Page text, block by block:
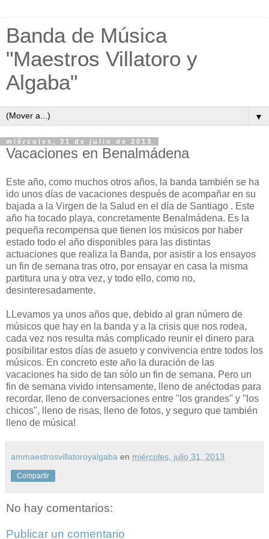
Banda de Música
"Maestros Villatoro y
Algaba"
▼
miércoles, 31 de julio de 2013
Vacaciones en Benalmádena
Este año, como muchos otros años, la banda también se ha
ido unos días de vacaciones después de acompañar en su
bajada a la Virgen de la Salud en el día de Santiago . Este
año ha tocado playa, concretamente Benalmádena. Es la
pequeña recompensa que tienen los músicos por haber
estado todo el año disponibles para las distintas
actuaciones que realiza la Banda, por asistir a los ensayos
un fin de semana tras otro, por ensayar en casa la misma
partitura una y otra vez, y todo ello, como no,
desinteresadamente.
LLevamos ya unos años que, debido al gran número de
músicos que hay en la banda y a la crisis que nos rodea,
cada vez nos resulta más complicado reunir el dinero para
posibilitar estos días de asueto y convivencia entre todos los
músicos. En concreto este año la duración de las
vacaciones ha sido de tan sólo un fin de semana. Pero un
fin de semana vivido intensamente, lleno de anéctodas para
recordar, lleno de conversaciones entre "los grandes" y "los
chicos", lleno de risas, lleno de fotos, y seguro que también
lleno de música!
ammaestrosvillatoroyalgaba en miércoles, julio 31, 2013
Compartir
No hay comentarios:
Publicar un comentario